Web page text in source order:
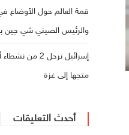
قمة العالم حول الأوضاع
والرئيس الصيني شي جين
إسرائيل ترحل
متجها إلى غزة
أحدث التعليقات